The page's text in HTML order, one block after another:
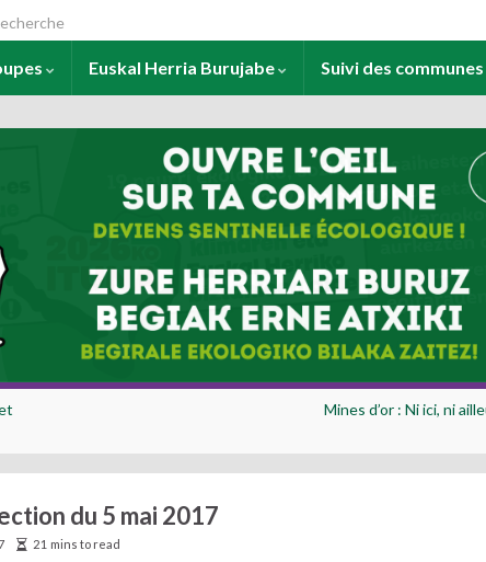
for:
Euskal Herria Burujabe Suivi des communes
Mines d’or : Ni ici, ni
du 5 mai 2017
21 mins to read